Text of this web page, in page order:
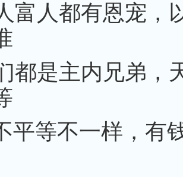
富人都有恩宠，
都是主内兄弟，
平等不一样，有